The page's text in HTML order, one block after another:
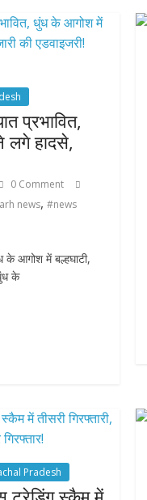
प्रभावित,
लगे हादसे,
0 Comment
news, #news
के आगोश में बल्हघाटी,
के
Pradesh